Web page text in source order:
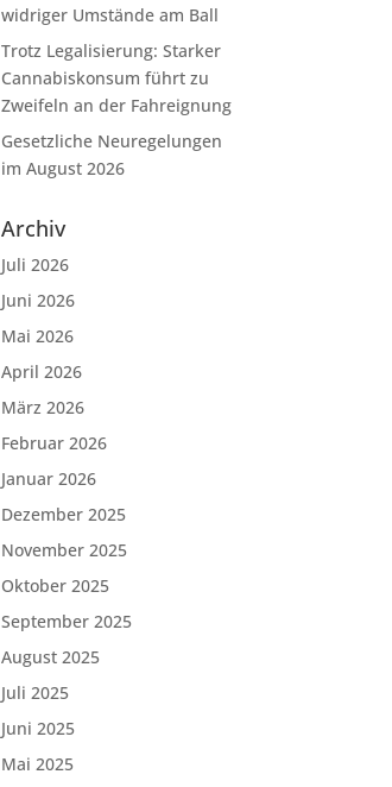
widriger Umstände am Ball
Trotz Legalisierung: Starker
Cannabiskonsum führt zu
Zweifeln an der Fahreignung
Gesetzliche Neuregelungen
im August 2026
Archiv
Juli 2026
Juni 2026
Mai 2026
April 2026
März 2026
Februar 2026
Januar 2026
Dezember 2025
November 2025
Oktober 2025
September 2025
August 2025
Juli 2025
Juni 2025
Mai 2025